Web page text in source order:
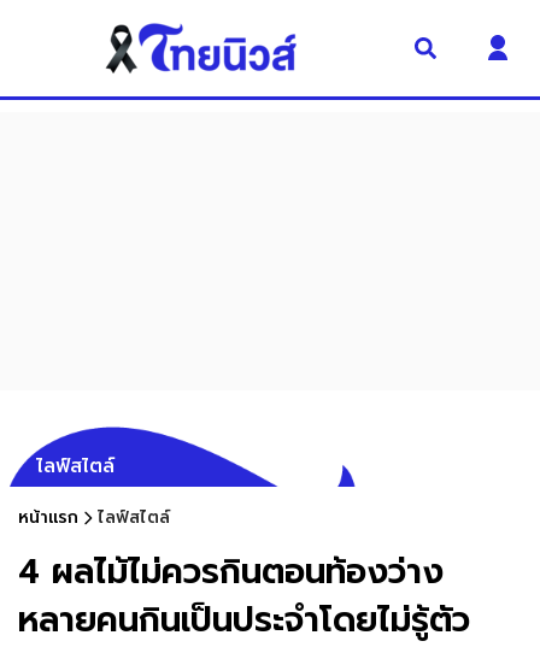
ไลฟ์สไตล์
หน้าแรก ไลฟ์สไตล์
4 ผลไม้ไม่ควรกินตอนท้องว่าง
หลายคนกินเป็นประจำโดยไม่รู้ตัว